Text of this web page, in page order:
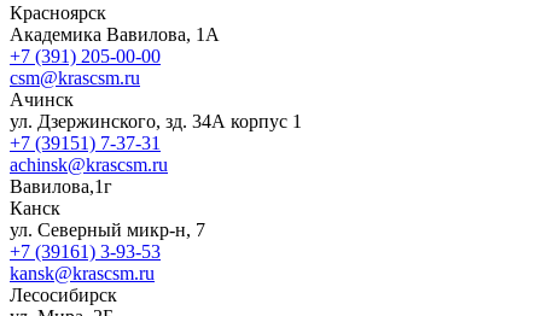
Красноярск
Академика Вавилова, 1А
+7 (391) 205-00-00
csm@krascsm.ru
Ачинск
ул. Дзержинского, зд. 34А корпус 1
+7 (39151) 7-37-31
achinsk@krascsm.ru
Вавилова,1г
Канск
ул. Северный микр-н, 7
+7 (39161) 3-93-53
kansk@krascsm.ru
Лесосибирск